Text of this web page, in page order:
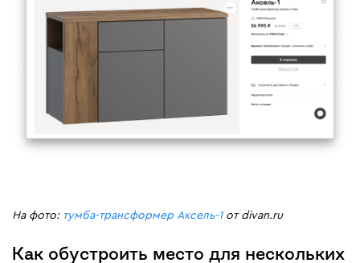
На фото: тумба-трансформер Аксель-1от divan.ru
Как обустроить место для нескольких